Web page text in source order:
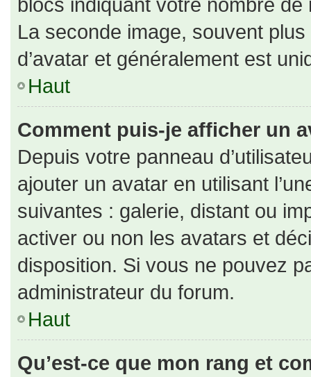
La seconde image, souvent
d’avatar et généralement est
Haut
Comment puis-je afficher un
Depuis votre panneau
ajouter un avatar en utilisant
suivantes : galerie, distant ou
activer ou non les avatars et
disposition. Si vous ne pouvez
administrateur du forum.
Haut
Qu’est-ce que mon rang et